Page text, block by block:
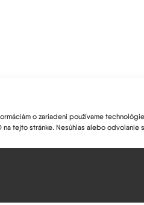
o zariadení používame
tejto stránke. Nesúhlas alebo odvolanie